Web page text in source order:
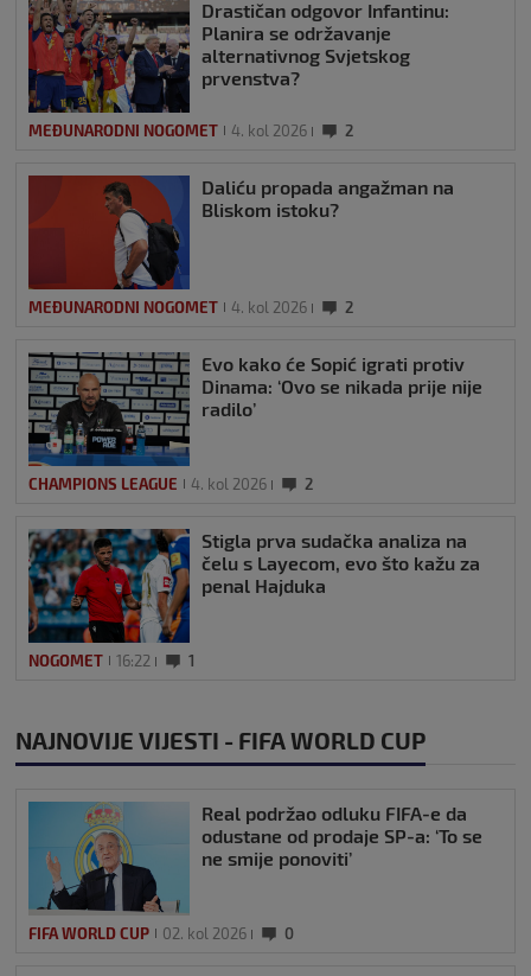
Drastičan odgovor Infantinu:
Planira se održavanje
alternativnog Svjetskog
prvenstva?
MEĐUNARODNI NOGOMET 4. kol 2026 2
Daliću propada angažman na
Bliskom istoku?
MEĐUNARODNI NOGOMET 4. kol 2026 2
Evo kako će Sopić igrati protiv
Dinama: ‘Ovo se nikada prije nije
radilo’
CHAMPIONS LEAGUE 4. kol 2026 2
Stigla prva sudačka analiza na
čelu s Layecom, evo što kažu za
penal Hajduka
NOGOMET 16:22 1
NAJNOVIJE VIJESTI - FIFA WORLD CUP
Real podržao odluku FIFA-e da
odustane od prodaje SP-a: ‘To se
ne smije ponoviti’
FIFA WORLD CUP 02. kol 2026 0